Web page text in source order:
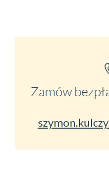
Zamów